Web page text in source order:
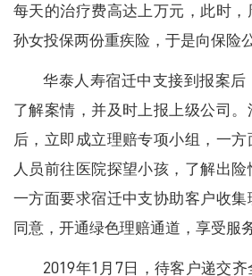
每天的治疗费高达上万元 ，此时，
孙女投保两份重疾险 ， 于是向保险
华泰人寿宿迁中支接到报案后
了解案情，并及时上报上级公司。
后，立即成立理赔专项小组 ， 一方
人员前往医院探望小孩，了解出
一方面要求宿迁中支协助客户收集
同意， 开通绿色理赔通道，享受服
2019年1月7日 ， 待客户递交